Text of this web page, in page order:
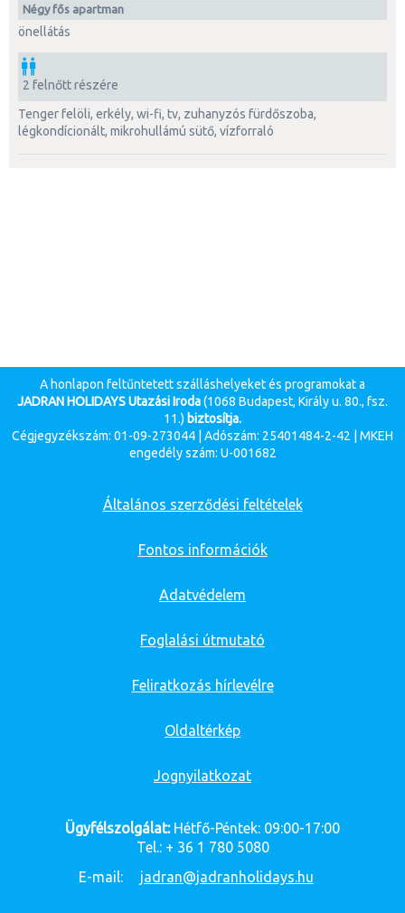
négy fős apartman
önellátás
2 felnőtt részére
tenger felöli, erkély, wi-fi, tv, zuhanyzós fürdőszoba,
légkondícionált, mikrohullámú sütő, vízforraló
A honlapon feltűntetett szálláshelyeket és programokat a
JADRAN HOLIDAYS Utazási Iroda(1068 Budapest, Király u. 80., fsz.
11.) biztosítja.
Cégjegyzékszám: 01-09-273044 | Adószám: 25401484-2-42 | MKEH
engedély szám: U-001682
Általános szerződési feltételek
Fontos információk
Adatvédelem
Foglalási útmutató
Feliratkozás hírlevélre
Oldaltérkép
Jognyilatkozat
Ügyfélszolgálat:Hétfő-Péntek: 09:00-17:00
Tel.: + 36 1 780 5080
E-mail:
jadran@jadranholidays.hu